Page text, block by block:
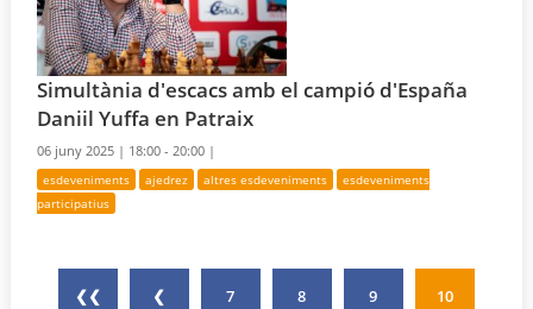
Simultània d'escacs amb el campió d'España
Daniil Yuffa en Patraix
06 juny 2025 | 18:00 - 20:00 |
esdeveniments ajedrez altres esdeveniments
esdeveniments
participatius
❮❮ ❮ 7 8 9 10